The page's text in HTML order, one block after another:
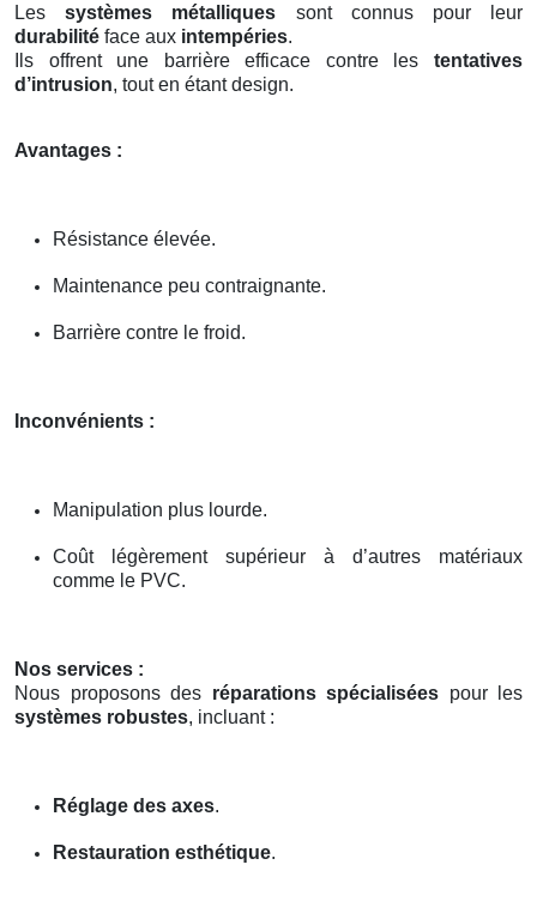
Lessystèmes métalliques sont connus pour leur
durabilité face aux intempéries.
Ils offrent une barrière efficace contre les tentatives
d’intrusion, tout en étant design.
Avantages :
Résistance élevée.
Maintenance peu contraignante.
Barrière contre le froid.
Inconvénients :
Manipulation plus lourde.
Coût légèrement supérieur à d’autres matériaux
comme le PVC.
Nos services :
Nous proposons des réparations spécialisées pour les
systèmes robustes, incluant :
Réglage des axes.
Restauration esthétique.